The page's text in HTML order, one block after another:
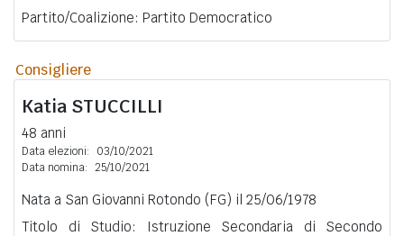
Partito/Coalizione: Partito Democratico
Consigliere
Katia STUCCILLI
48 anni
Data elezioni:
03/10/2021
Data nomina: 25/10/2021
Nata a San Giovanni Rotondo (FG) il 25/06/1978
Titolo di Studio: Istruzione Secondaria di Secondo